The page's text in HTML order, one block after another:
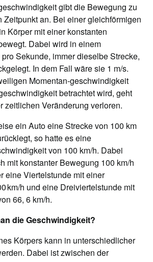
gibt die Bewegung zu
Zeitpunkt an. Bei einer gleichförmigen
Körper mit einer konstanten
Dabei wird in einem
Sekunde, immer dieselbe Strecke,
In dem Fall wäre sie 1 m/s.
Momentan-geschwindigkeit
betrachtet wird, geht
zeitlichen Veränderung verloren.
ein Auto eine Strecke von 100 km
so hatte es eine
von 100 km/h. Dabei
mit konstanter Bewegung 100 km/h
eine Viertelstunde mit einer
km/h und eine Dreiviertelstunde mit
66, 6 km/h.
die Geschwindigkeit?
Körpers kann in unterschiedlicher
Dabei ist zwischen der